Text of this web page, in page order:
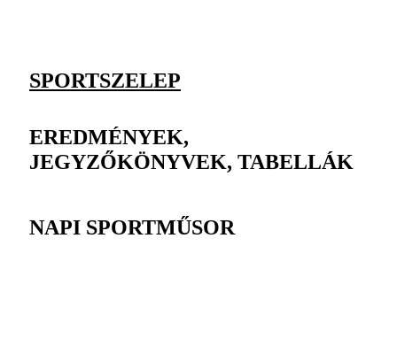
SPORTSZELEP
EREDMÉNYEK,
JEGYZŐKÖNYVEK, TABELLÁK
NAPI SPORTMŰSOR